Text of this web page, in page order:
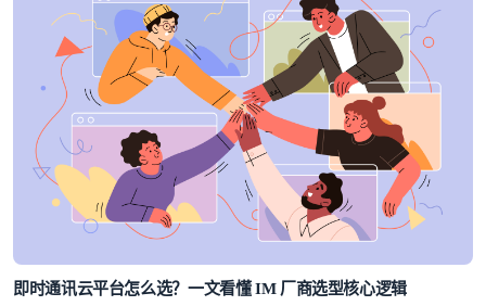
即时通讯云平台怎么选？一文看懂 IM 厂商选型核心逻辑